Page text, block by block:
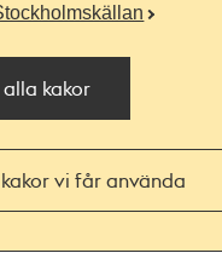
kakor
vi får använda